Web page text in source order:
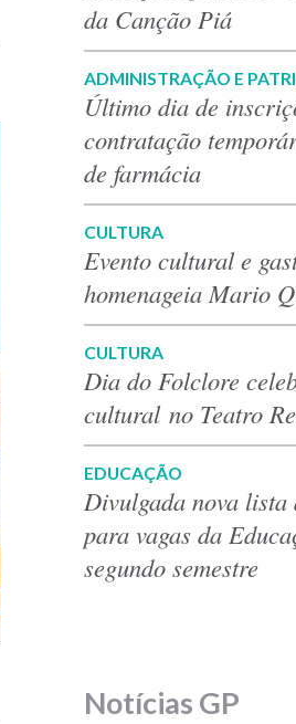
da Canção Piá
ADMINISTRAÇÃO E
Último dia de
contratação
de farmácia
CULTURA
Evento cultural e
homenageia Mario
CULTURA
Dia do Folclore
cultural no Teatro
EDUCAÇÃO
Divulgada nova lista
para vagas da
segundo semestre
Notícias GP